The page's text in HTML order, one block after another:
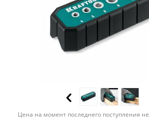
Цена на момент последнего поступления